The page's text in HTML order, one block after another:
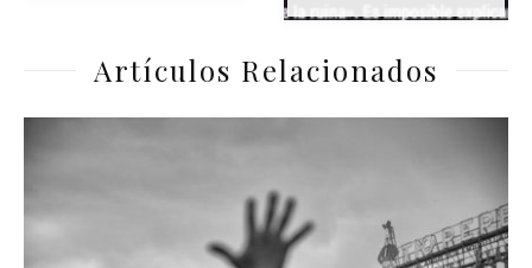
Artículos Relacionados